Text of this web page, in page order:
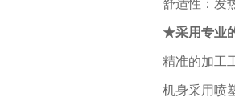
舒适性：发
★采用专业
精准的加工
机身采用喷